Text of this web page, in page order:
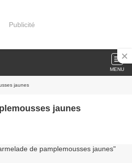
Publicité
MENU
jaunes
jaunes